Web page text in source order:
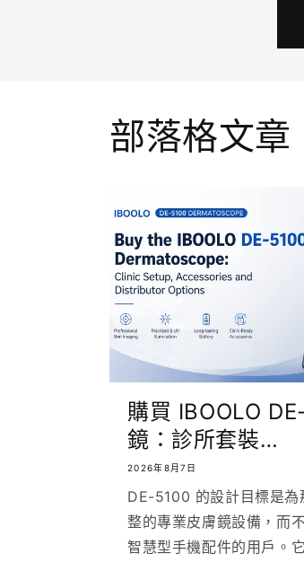
部落格文章
購買 IBOOLO
鏡：診所套裝…
2026年8月7日
DE-5100 的設計目標是為
整的專業皮膚鏡設備，而
智慧型手機配件的用戶。